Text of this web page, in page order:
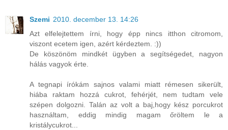
Szemi 2010. december 13. 14:26
Azt elfelejtettem írni, hogy épp nincs itthon citromom,
viszont ecetem igen, azért kérdeztem. :))
De köszönöm mindkét ügyben a segítségedet, nagyon
hálás vagyok érte.
A tegnapi írókám sajnos valami miatt rémesen sikerült,
hiába raktam hozzá cukrot, fehérjét, nem tudtam vele
szépen dolgozni. Talán az volt a baj,hogy kész porcukrot
használtam, eddig mindig magam őröltem le a
kristálycukrot...